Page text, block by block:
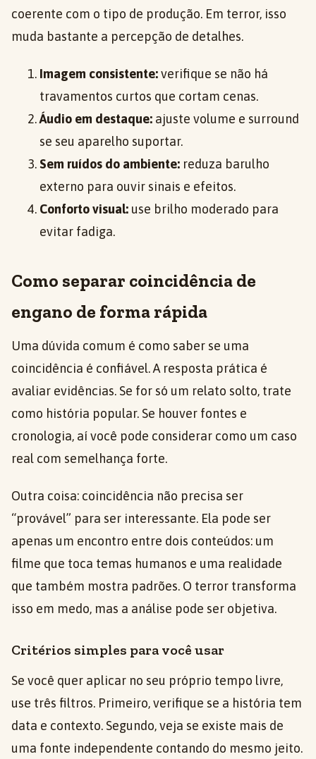
coerente com o tipo de produção. Em terror, isso
muda bastante a percepção de detalhes.
Imagem consistente:verifique se não há
travamentos curtos que cortam cenas.
Áudio em destaque: ajuste volume e surround
se seu aparelho suportar.
Sem ruídos do ambiente: reduza barulho
externo para ouvir sinais e efeitos.
Conforto visual: use brilho moderado para
evitar fadiga.
Como separar coincidência de
engano de forma rápida
Uma dúvida comum é como saber se uma
coincidência é confiável. A resposta prática é
avaliar evidências. Se for só um relato solto, trate
como história popular. Se houver fontes e
cronologia, aí você pode considerar como um caso
real com semelhança forte.
Outra coisa: coincidência não precisa ser
“provável” para ser interessante. Ela pode ser
apenas um encontro entre dois conteúdos: um
filme que toca temas humanos e uma realidade
que também mostra padrões. O terror transforma
isso em medo, mas a análise pode ser objetiva.
Critérios simples para você usar
Se você quer aplicar no seu próprio tempo livre,
use três filtros. Primeiro, verifique se a história tem
data e contexto. Segundo, veja se existe mais de
uma fonte independente contando do mesmo jeito.